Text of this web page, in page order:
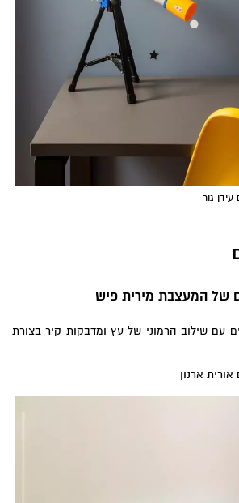
גור
שלהמעצבת מירית פיש
עם שילוב הרמוני של עץ ומדבקות קיר בצורת
ארנון